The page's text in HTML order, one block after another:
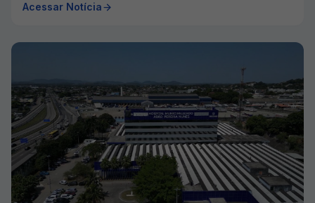
Acessar Notícia